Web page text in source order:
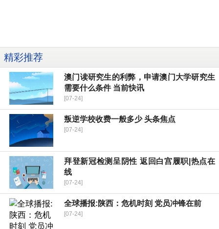
精彩推荐
澳门读研究生的利弊，申请澳门大学研究生
需要什么条件 当前快讯
[07-24]
叛逆学校收费一般多少 头条焦点
[07-24]
拜登新冠检测呈阴性 返回白宫履职|热点在
线
[07-24]
全球播报:陕西：危机时刻 党员冲锋在前
[07-24]